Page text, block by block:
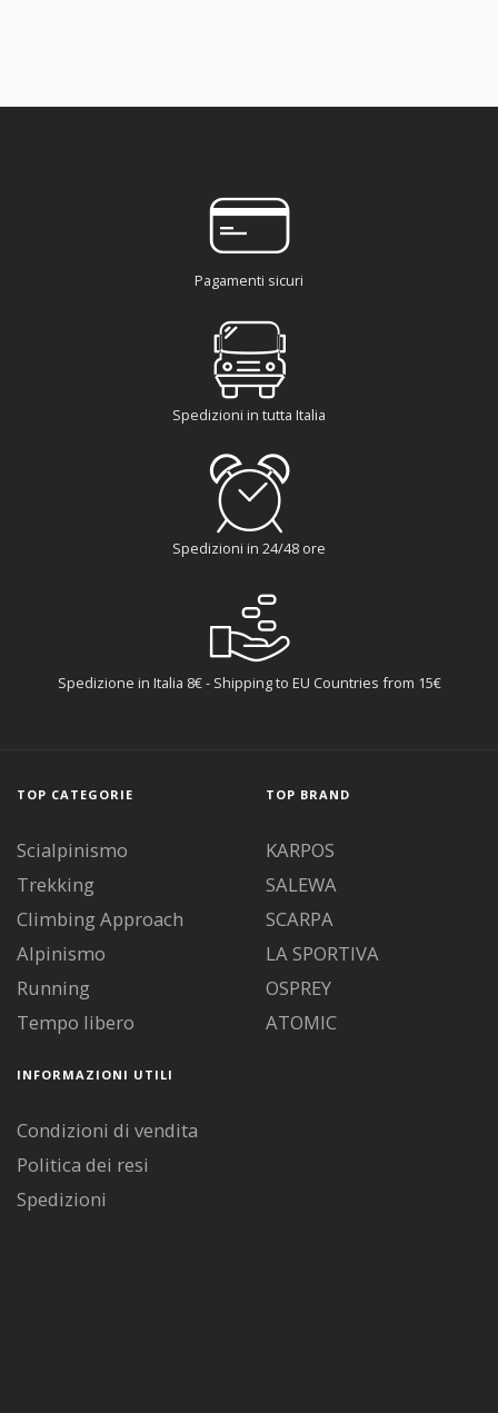
Pagamenti sicuri
Spedizioni in tutta Italia
Spedizioni in 24/48 ore
Spedizione in Italia 8€ - Shipping to EU Countries from 15€
TOP CATEGORIE
Scialpinismo
Trekking
Climbing Approach
Alpinismo
Running
Tempo libero
TOP BRAND
KARPOS
SALEWA
SCARPA
LA SPORTIVA
OSPREY
ATOMIC
INFORMAZIONI UTILI
Condizioni di vendita
Politica dei resi
Spedizioni